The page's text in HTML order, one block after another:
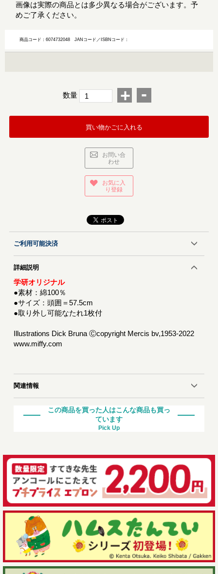
画像は実際の商品とは多少異なる場合がございます。予
めご了承ください。
商品コード：6074732048JANコード／ISBNコード：
数量 + -
買い物かごに入れる
お問い合
わせ
お気に入
り登録
ご利用可能決済
詳細説明
学研オリジナル
●素材：綿100％
●サイズ：頭囲＝57.5cm
●取り外し可能なたれ1枚付
Illustrations Dick Bruna Ⓒcopyright Mercis bv,1953-2022
www.miffy.com
関連情報
この商品を買った人はこんな商品も買っ
ています
Pick Up